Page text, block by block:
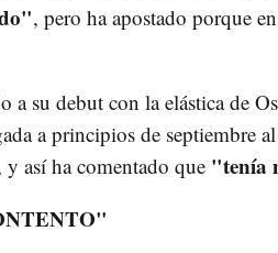
, pero ha apostado porque
a su debut con la elástica de
a principios de septiembre
así ha comentado que"tenía